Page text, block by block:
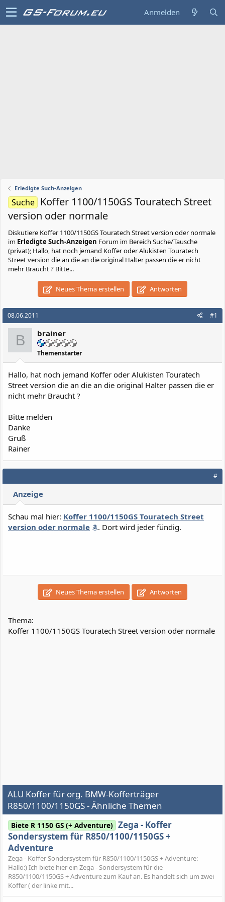
Anmelden
Erledigte Such-Anzeigen
Suche
Koffer 1100/1150GS Touratech Street
version oder normale
Diskutiere Koffer 1100/1150GS Touratech Street version oder normale
im Erledigte Such-Anzeigen Forum im Bereich Suche/Tausche
(privat); Hallo, hat noch jemand Koffer oder Alukisten Touratech
Street version die an die an die original Halter passen die er nicht
mehr Braucht ? Bitte...
Neues Thema erstellen Antworten
08.06.2011 #1
B brainer
Themenstarter
Hallo, hat noch jemand Koffer oder Alukisten Touratech
Street version die an die an die original Halter passen die er
nicht mehr Braucht ?
Bitte melden
Danke
Gruß
Rainer
#
Anzeige
Schau mal hier: Koffer 1100/1150GS Touratech Street
version oder normale
. Dort wird jeder fündig.
Neues Thema erstellen Antworten
Thema:
Koffer 1100/1150GS Touratech Street version oder normale
ALU Koffer für org. BMW-Kofferträger
R850/1100/1150GS - Ähnliche Themen
Biete R 1150 GS (+ Adventure) Zega - Koffer
Sondersystem für R850/1100/1150GS +
Adventure
Zega - Koffer Sondersystem für R850/1100/1150GS + Adventure:
Hallo:) Ich biete hier ein Zega - Sondersystem für die
R850/1100/1150GS + Adventure zum Kauf an. Es handelt sich um zwei
Koffer ( der linke mit...